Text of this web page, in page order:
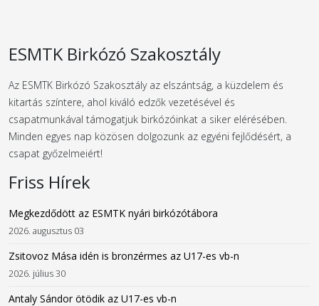
ESMTK Birkózó Szakosztály
Az ESMTK Birkózó Szakosztály az elszántság, a küzdelem és
kitartás színtere, ahol kiváló edzők vezetésével és
csapatmunkával támogatjuk birkózóinkat a siker elérésében.
Minden egyes nap közösen dolgozunk az egyéni fejlődésért, a
csapat győzelmeiért!
Friss Hírek
Megkezdődött az ESMTK nyári birkózótábora
2026. augusztus 03
Zsitovoz Mása idén is bronzérmes az U17-es vb-n
2026. július 30
Antaly Sándor ötödik az U17-es vb-n